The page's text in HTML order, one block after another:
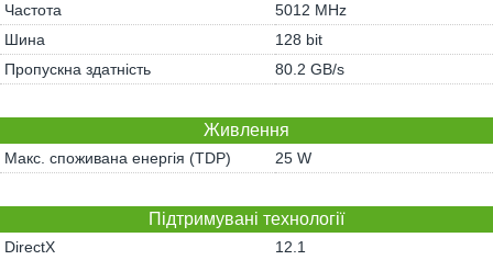
Частота
5012 MHz
Шина
128 bit
Пропускна здатність
80.2 GB/s
Живлення
Макс. споживана енергія (TDP) 25 W
Підтримувані технології
DirectX
12.1